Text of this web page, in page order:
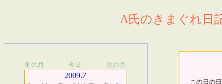
A氏のきまぐれ日
前の月 今日 次の月
2009.7
この日の